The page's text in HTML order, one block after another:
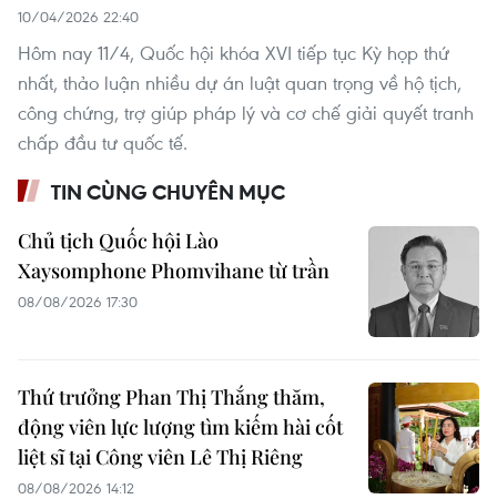
10/04/2026 22:40
Hôm nay 11/4, Quốc hội khóa XVI tiếp tục Kỳ họp thứ
nhất, thảo luận nhiều dự án luật quan trọng về hộ tịch,
công chứng, trợ giúp pháp lý và cơ chế giải quyết tranh
chấp đầu tư quốc tế.
TIN CÙNG CHUYÊN MỤC
Chủ tịch Quốc hội Lào
Xaysomphone Phomvihane từ trần
08/08/2026 17:30
Thứ trưởng Phan Thị Thắng thăm,
động viên lực lượng tìm kiếm hài cốt
liệt sĩ tại Công viên Lê Thị Riêng
08/08/2026 14:12